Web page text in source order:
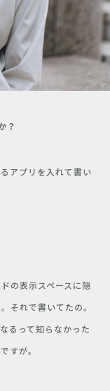
？
アプリを入れて書い
の表示スペースに隠
それで書いてたの。
るって知らなかった
すが。